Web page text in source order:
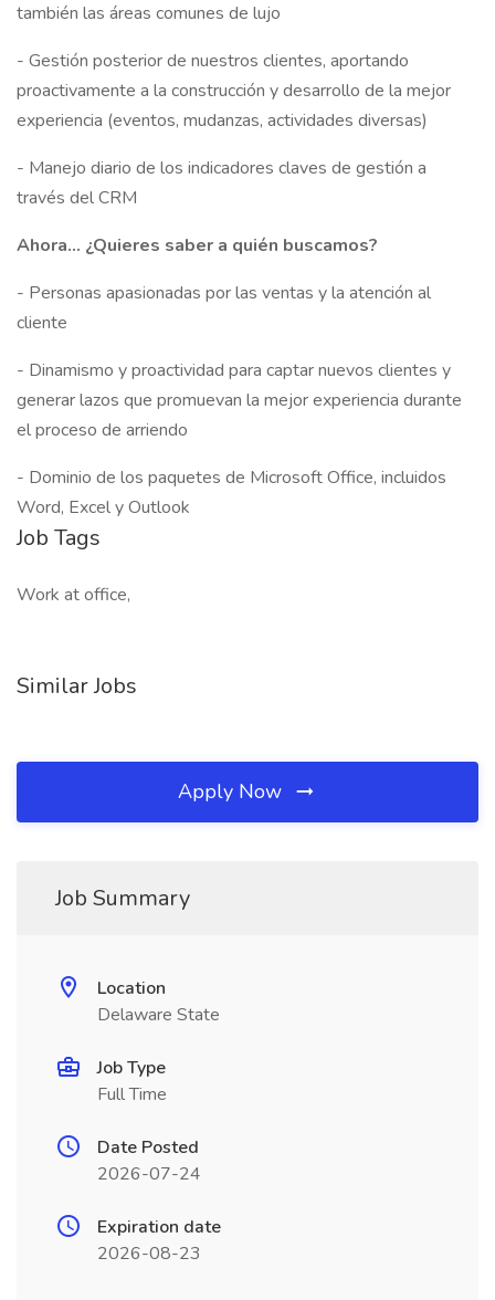
también las áreas comunes de lujo
- Gestión posterior de nuestros clientes, aportando
proactivamente a la construcción y desarrollo de la mejor
experiencia (eventos, mudanzas, actividades diversas)
- Manejo diario de los indicadores claves de gestión a
través del CRM
Ahora… ¿Quieres saber a quién buscamos?
- Personas apasionadas por las ventas y la atención al
cliente
- Dinamismo y proactividad para captar nuevos clientes y
generar lazos que promuevan la mejor experiencia durante
el proceso de arriendo
- Dominio de los paquetes de Microsoft Office, incluidos
Word, Excel y Outlook
Job Tags
Work at office,
Similar Jobs
Apply Now
Job Summary
Location
Delaware State
Job Type
Full Time
Date Posted
2026-07-24
Expiration date
2026-08-23